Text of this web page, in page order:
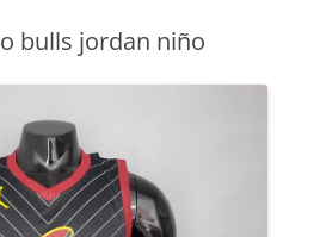
bulls jordan niño